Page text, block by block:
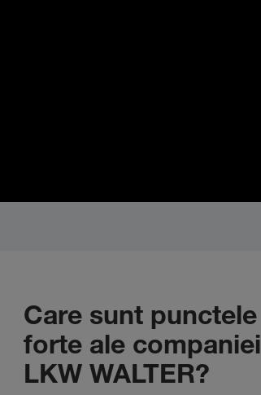
Care sunt punctele
forte ale companiei
LKW WALTER?